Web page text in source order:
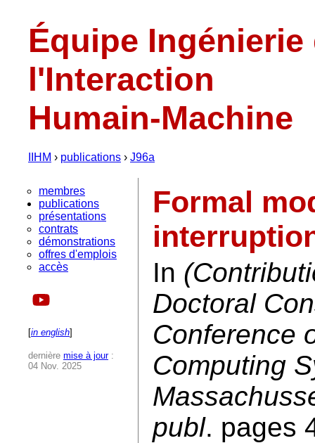
Équipe Ingénierie
l'Interaction
Humain-Machine
IIHM › publications › J96a
membres
publications
présentations
contrats
démonstrations
offres d'emplois
accès
[in english]
dernière mise à jour:
04 Nov. 2025
Formal
In
Doctoral
Conference
Computing
publ. pages